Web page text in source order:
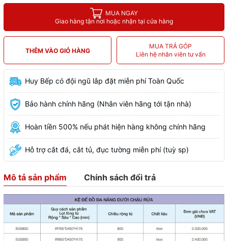
MUA NGAY
Giao hàng tận nơi hoặc nhận tại cửa hàng
THÊM VÀO GIỎ HÀNG
MUA TRẢ GÓP
Liên hệ nhân viên tư vấn
Huy Bếp có đội ngũ lắp đặt miễn phí Toàn Quốc
Bảo hành chính hãng (Nhân viên hãng tới tận nhà)
Hoàn tiền 500% nếu phát hiện hàng không chính hãng
Hỗ trợ cắt đá, cắt tủ, đục tường miễn phí (tuỳ sp)
Mô tả sản phẩm Chính sách đổi trả